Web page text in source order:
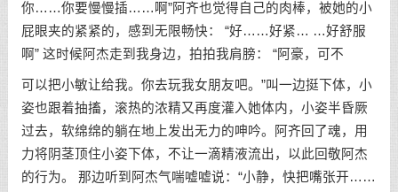
你……你要慢慢插……啊”阿齐也觉得自己的肉棒，被她的小
屁眼夹的紧紧的，感到无限畅快： “好……好紧… …好舒服
啊” 这时候阿杰走到我身边，拍拍我肩膀： “阿豪，可不
可以把小敏让给我。你去玩我女朋友吧。”叫一边挺下体，小
姿也跟着抽搐，滚热的浓精又再度灌入她体内，小姿半昏厥
过去，软绵绵的躺在地上发出无力的呻吟。阿齐回了魂，用
力将阴茎顶住小姿下体，不让一滴精液流出，以此回敬阿杰
的行为。 那边听到阿杰气喘嘘嘘说：“小静，快把嘴张开……